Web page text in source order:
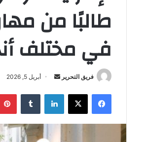
طالبًا من
في مختلف
فريق التحرير
أرسل
إلكترونيا
أبريل 5, 2026
فيسبوك ‫X لينكدإن